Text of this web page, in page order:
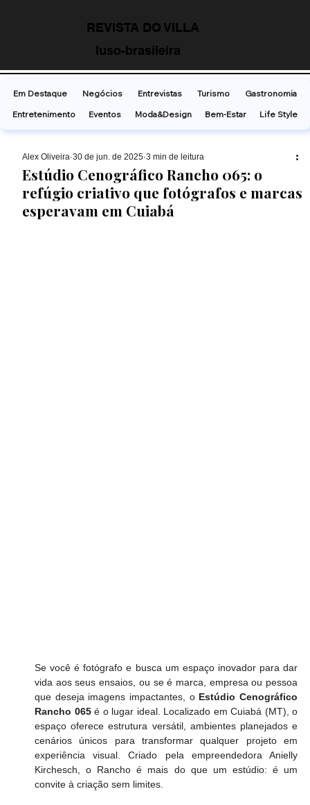
REVISTA DO VILLA
luso-brasileira
Estúdio Cenográfico Rancho 065: o
refúgio criativo que fotógrafos e marcas
esperavam em Cuiabá
Alex Oliveira 30 de jun. de 2025 3 min de leitura
Se você é fotógrafo e busca um espaço inovador para dar
vida aos seus ensaios, ou se é marca, empresa ou pessoa
que deseja imagens impactantes, o Estúdio Cenográfico
Rancho 065 é o lugar ideal. Localizado em Cuiabá (MT), o
espaço oferece estrutura versátil, ambientes planejados e
cenários únicos para transformar qualquer projeto em
experiência visual. Criado pela empreendedora Anielly
Kirchesch, o Rancho é mais do que um estúdio: é um
convite à criação sem limites.
Em Destaque Negócios Entrevistas Turismo
Gastronomia
Entretenimento
Eventos Moda&Design Bem-Estar Life Style